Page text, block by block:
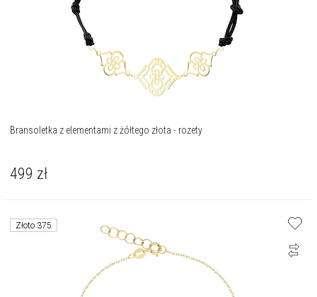
Bransoletka z elementami z żółtego złota - rozety
499 zł
Złoto 375